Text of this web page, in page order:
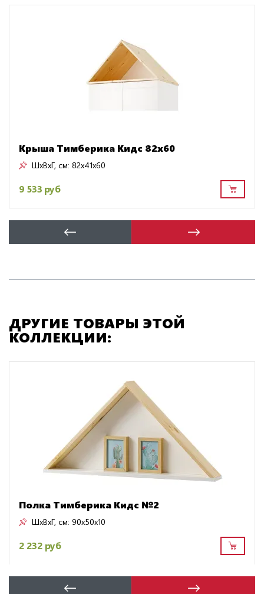
Крыша Тимберика Кидс 82х60
ШxВxГ, см: 82x41x60
9 533 руб
ДРУГИЕ ТОВАРЫ ЭТОЙ
КОЛЛЕКЦИИ:
Полка Тимберика Кидс №2
ШxВxГ, см: 90x50x10
2 232 руб